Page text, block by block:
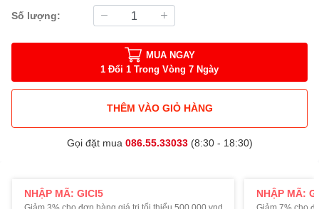
Số lượng:
MUA NGAY
1 Đổi 1 Trong Vòng 7 Ngày
THÊM VÀO GIỎ HÀNG
Gọi đặt mua 086.55.33033(8:30 - 18:30)
NHẬP MÃ: GICI5 NHẬP MÃ: